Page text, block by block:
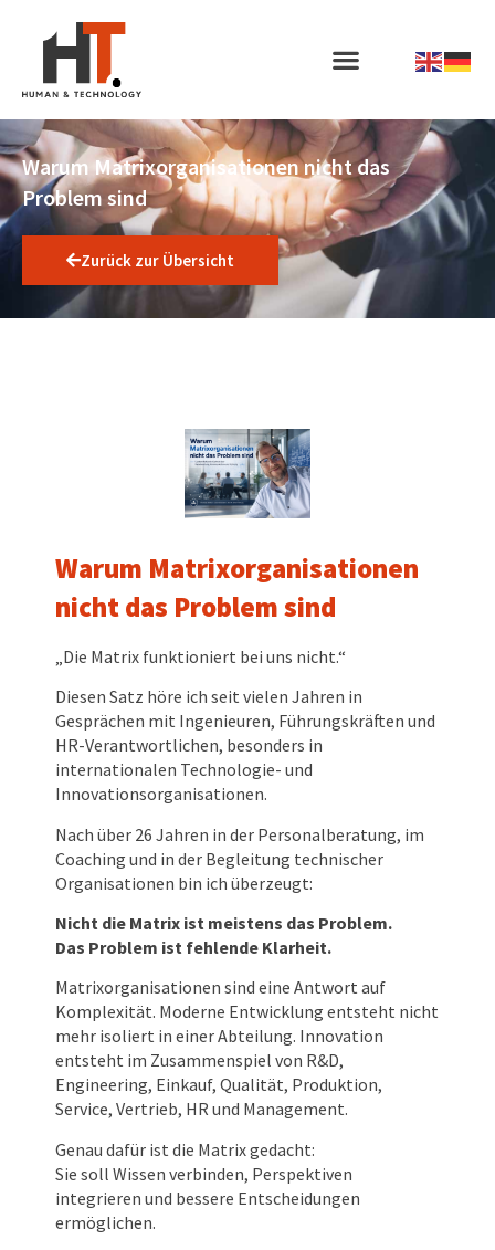
Warum Matrixorganisationen nicht das
Problem sind
Zurück zur Übersicht
Warum Matrixorganisationen
nicht das Problem sind
„Die Matrix funktioniert bei uns nicht.“
Diesen Satz höre ich seit vielen Jahren in
Gesprächen mit Ingenieuren, Führungskräften und
HR-Verantwortlichen, besonders in
internationalen Technologie- und
Innovationsorganisationen.
Nach über 26 Jahren in der Personalberatung, im
Coaching und in der Begleitung technischer
Organisationen bin ich überzeugt:
Nicht die Matrix ist meistens das Problem.
Das Problem ist fehlende Klarheit.
Matrixorganisationen sind eine Antwort auf
Komplexität. Moderne Entwicklung entsteht nicht
mehr isoliert in einer Abteilung. Innovation
entsteht im Zusammenspiel von R&D,
Engineering, Einkauf, Qualität, Produktion,
Service, Vertrieb, HR und Management.
Genau dafür ist die Matrix gedacht:
Sie soll Wissen verbinden, Perspektiven
integrieren und bessere Entscheidungen
ermöglichen.